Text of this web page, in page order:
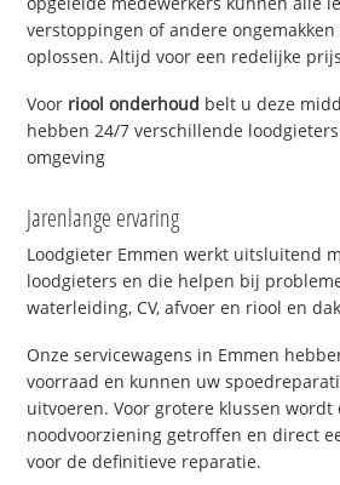
verstoppingen of andere
oplossen. Altijd voor een redelijke
Voor riool onderhoud belt u deze
hebben 24/7 verschillende
omgeving
Jarenlange ervaring
Loodgieter Emmen werkt uitsluitend
loodgieters en die helpen bij
waterleiding, CV, afvoer en riool en
Onze servicewagens in Emmen
voorraad en kunnen uw
uitvoeren. Voor grotere klussen wordt
noodvoorziening getroffen en direct
voor de definitieve reparatie.